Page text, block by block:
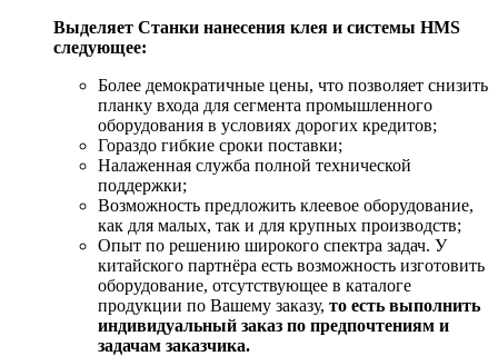
Выделяет Станки нанесения клея и системы HMS
следующее:
Более демократичные цены, что позволяет снизить
планку входа для сегмента промышленного
оборудования в условиях дорогих кредитов;
Гораздо гибкие сроки поставки;
Налаженная служба полной технической
поддержки;
Возможность предложить клеевое оборудование,
как для малых, так и для крупных производств;
Опыт по решению широкого спектра задач. У
китайского партнёра есть возможность изготовить
оборудование, отсутствующее в каталоге
продукции по Вашему заказу, то есть выполнить
индивидуальный заказ по предпочтениям и
задачам заказчика.